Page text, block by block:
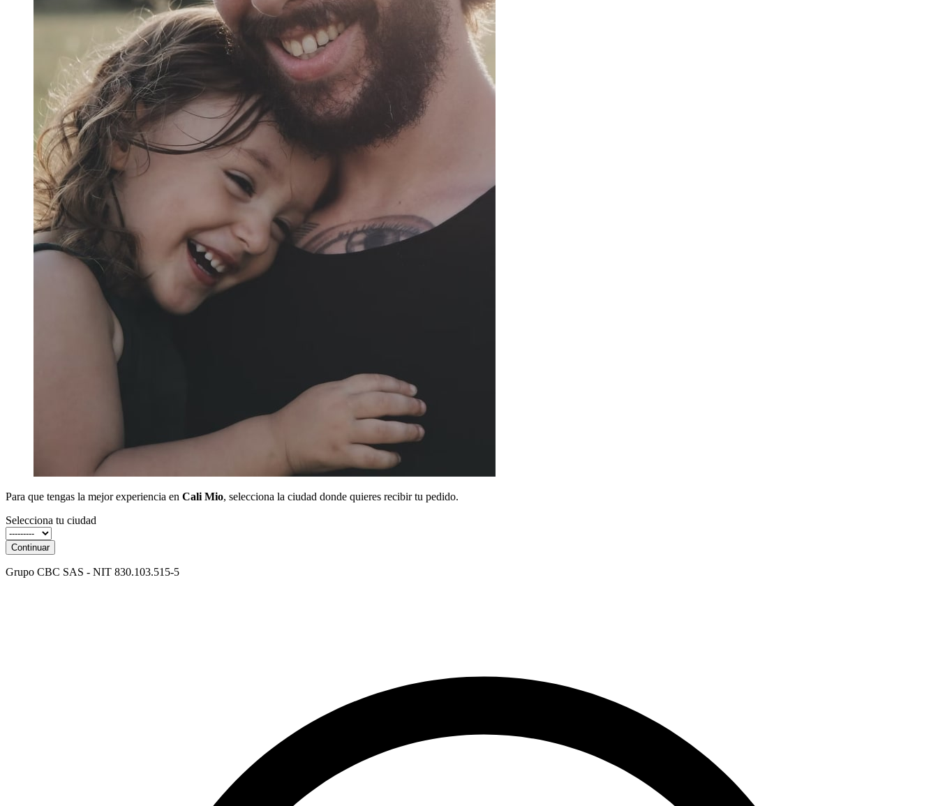
Para que tengas la mejor experiencia en Cali Mio, selecciona la ciudad donde quieres recibir tu pedido.
Selecciona tu ciudad
Continuar
Grupo CBC SAS - NIT 830.103.515-5